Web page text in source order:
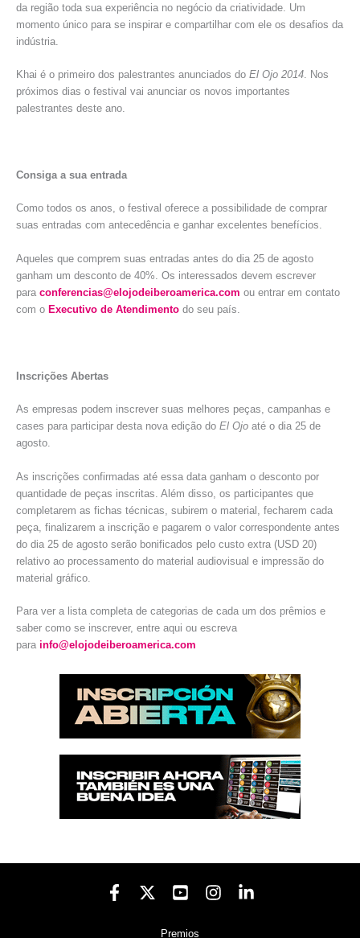
da região toda sua experiência no negócio da criatividade. Um
momento único para se inspirar e compartilhar com ele os desafios da
indústria.
Khai é o primeiro dos palestrantes anunciados do El Ojo 2014. Nos
próximos dias o festival vai anunciar os novos importantes
palestrantes deste ano.
Consiga a sua entrada
Como todos os anos, o festival oferece a possibilidade de comprar
suas entradas com antecedência e ganhar excelentes benefícios.
Aqueles que comprem suas entradas antes do dia 25 de agosto
ganham um desconto de 40%. Os interessados devem escrever
para conferencias@elojodeiberoamerica.com ou entrar em contato
com o Executivo de Atendimento do seu país.
Inscrições Abertas
As empresas podem inscrever suas melhores peças, campanhas e
cases para participar desta nova edição do El Ojo até o dia 25 de
agosto.
As inscrições confirmadas até essa data ganham o desconto por
quantidade de peças inscritas. Além disso, os participantes que
completarem as fichas técnicas, subirem o material, fecharem cada
peça, finalizarem a inscrição e pagarem o valor correspondente antes
do dia 25 de agosto serão bonificados pelo custo extra (USD 20)
relativo ao processamento do material audiovisual e impressão do
material gráfico.
Para ver a lista completa de categorias de cada um dos prêmios e
saber como se inscrever, entre aqui ou escreva
para info@elojodeiberoamerica.com
Premios